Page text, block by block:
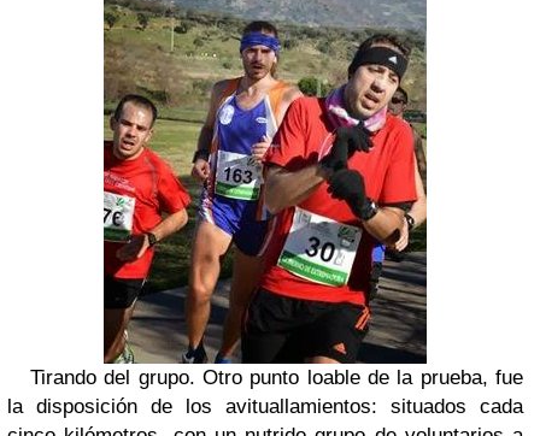
Tirando del grupo. Otro punto loable de la prueba, fue
la disposición de los avituallamientos: situados cada